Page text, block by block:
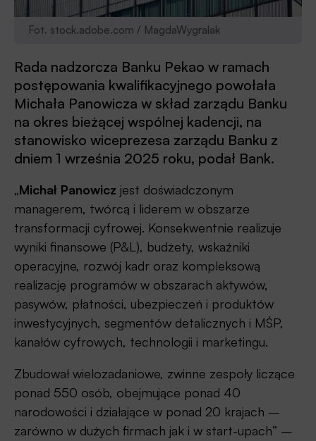
Fot. stock.adobe.com / MagdaWygralak
Rada nadzorcza Banku Pekao w ramach
postępowania kwalifikacyjnego powołała
Michała Panowicza w skład zarządu Banku
na okres bieżącej wspólnej kadencji, na
stanowisko wiceprezesa zarządu Banku z
dniem 1 września 2025 roku, podał Bank.
„Michał Panowicz jest doświadczonym
managerem, twórcą i liderem w obszarze
transformacji cyfrowej. Konsekwentnie realizuje
wyniki finansowe (P&L), budżety, wskaźniki
operacyjne, rozwój kadr oraz kompleksową
realizację programów w obszarach aktywów,
pasywów, płatności, ubezpieczeń i produktów
inwestycyjnych, segmentów detalicznych i MŚP,
kanałów cyfrowych, technologii i marketingu.
Zbudował wielozadaniowe, zwinne zespoły liczące
ponad 550 osób, obejmujące ponad 40
narodowości i działające w ponad 20 krajach –
zarówno w dużych firmach jak i w start-upach” –